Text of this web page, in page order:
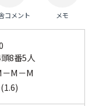
コメント メモ
8番5人
－M－M